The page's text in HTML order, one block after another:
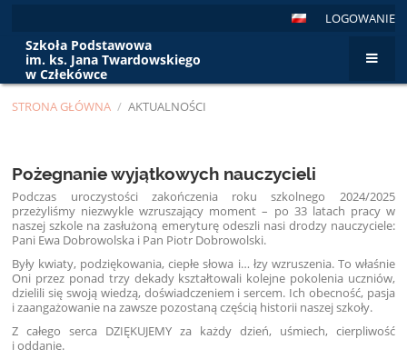
LOGOWANIE
Szkoła Podstawowa
im. ks. Jana Twardowskiego
w Człekówce
STRONA GŁÓWNA / AKTUALNOŚCI
Pożegnanie wyjątkowych nauczycieli
Podczas uroczystości zakończenia roku szkolnego 2024/2025
przeżyliśmy niezwykle wzruszający moment – po 33 latach pracy w
naszej szkole na zasłużoną emeryturę odeszli nasi drodzy nauczyciele:
Pani Ewa Dobrowolska i Pan Piotr Dobrowolski.
Były kwiaty, podziękowania, ciepłe słowa i… łzy wzruszenia. To właśnie
Oni przez ponad trzy dekady kształtowali kolejne pokolenia uczniów,
dzielili się swoją wiedzą, doświadczeniem i sercem. Ich obecność, pasja
i zaangażowanie na zawsze pozostaną częścią historii naszej szkoły.
Z całego serca DZIĘKUJEMY za każdy dzień, uśmiech, cierpliwość
i oddanie.